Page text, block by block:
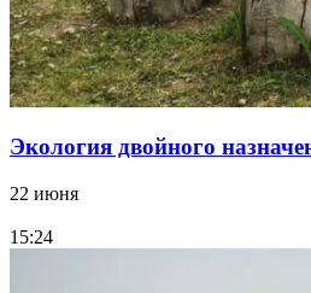
Экология двойного
22 июня
15:24